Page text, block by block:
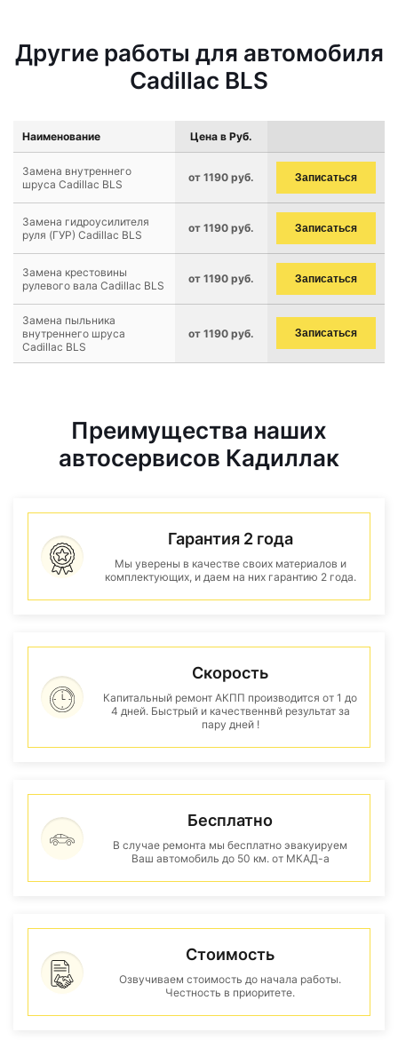
Другие работы для автомобиля
Cadillac BLS
Наименование Цена в Руб.
Замена внутреннего
шруса Cadillac BLS
от 1190 руб. Записаться
Замена гидроусилителя
руля (ГУР) Cadillac BLS
от 1190 руб. Записаться
Замена крестовины
рулевого вала Cadillac BLS
от 1190 руб. Записаться
Замена пыльника
внутреннего шруса
Cadillac BLS
от 1190 руб. Записаться
Преимущества наших
автосервисов Кадиллак
Гарантия 2 года
Мы уверены в качестве своих материалов и
комплектующих, и даем на них гарантию 2 года.
Скорость
Капитальный ремонт АКПП производится от 1 до
4 дней. Быстрый и качественнвй результат за
пару дней !
Бесплатно
В случае ремонта мы бесплатно эвакуируем
Ваш автомобиль до 50 км. от МКАД-а
Стоимость
Озвучиваем стоимость до начала работы.
Честность в приоритете.